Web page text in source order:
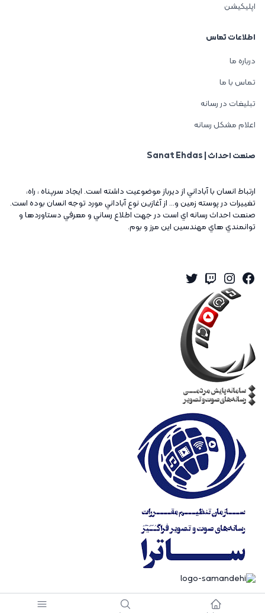
اپلیکیشن
اطلاعات تماس
درباره ما
تماس با ما
تبلیغات در رسانه
اعلام مشکل رسانه
صنعت احداث | Sanat Ehdas
ارتباط انسان با آباداني از ديرباز موضوعيت داشته است. ايجاد سرپناه ، راه،
تغييرات در پوسته زمين و... از آغازين نوع آباداني مورد توجه انسان بوده است.
صنعت احداث رسانه اي است در جهت اطلاع رساني و معرفي دستاوردها و
توانمندي هاي مهندسين اين مرز و بوم.
Facebook
Instagram
Twitch
Twitter